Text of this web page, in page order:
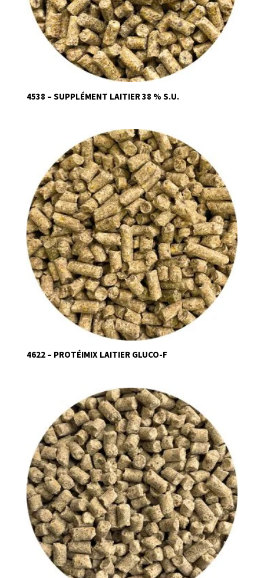
4538 – SUPPLÉMENT LAITIER 38 % S.U.
4622 – PROTÉIMIX LAITIER GLUCO-F